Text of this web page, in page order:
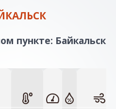
пункте: Байкальск